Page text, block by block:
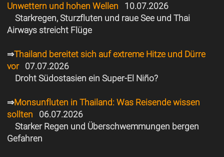
Unwettern und hohen Wellen 10.07.2026
Starkregen, Sturzfluten und raue See und Thai
Airways streicht Flüge
⇒Thailand bereitet sich auf extreme Hitze und Dürre
vor07.07.2026
Droht Südostasien ein Super-El Niño?
⇒Monsunfluten in Thailand: Was Reisende wissen
sollten 06.07.2026
Starker Regen und Überschwemmungen bergen
Gefahren